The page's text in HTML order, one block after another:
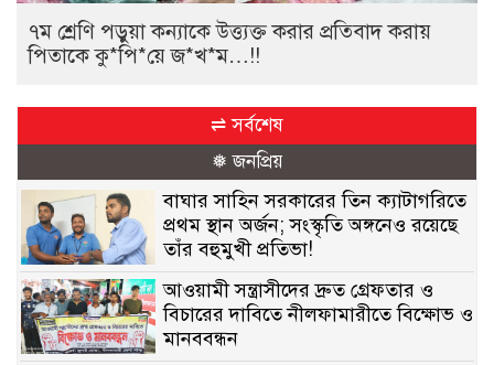
৭ম শ্রেণি পড়ুয়া কন্যাকে উত্ত্যক্ত করার প্রতিবাদ করায়
পিতাকে কু*পি*য়ে জ*খ*ম…!!
⇌ সর্বশেষ
❅ জনপ্রিয়
বাঘার সাহিন সরকারের তিন ক্যাটাগরিতে
প্রথম স্থান অর্জন; সংস্কৃতি অঙ্গনেও রয়েছে
তাঁর বহুমুখী প্রতিভা!
আওয়ামী সন্ত্রাসীদের দ্রুত গ্রেফতার ও
বিচারের দাবিতে নীলফামারীতে বিক্ষোভ ও
মানববন্ধন